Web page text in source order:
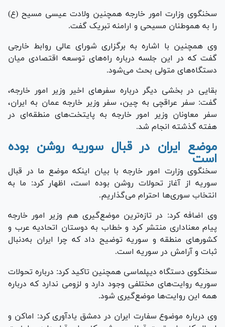
سخنگوی وزارت امور خارجه همچنین ولادت عیسی مسیح (ع)
را به هموطنان مسیحی و ارامنه تبریک گفت.
وی همچنین با اشاره به برگزاری شورای عالی روابط خارجی
گفت که در این جلسه درباره راه‌های توسعه اقتصادی میان
دستگاه‌های متولی بحث می‌شود.
بقایی در بخشی دیگر درباره سفرهای اخیر وزیر امور خارجه،
گفت: سفر عراقچی به چین، سفر وزیر خارجه عمان به ایران،
سفر معاونان وزیر امور خارجه به پایتخت‌های منطقه‌ای در
هفته گذشته انجام شد.
موضع ایران در قبال سوریه روشن بوده
است
سخنگوی وزارت امور خارجه با بیان اینکه موضع ما در قبال
سوریه از آغاز تحولات روشن بوده است، اظهار کرد: ما به
انتخاب سوری‌ها احترام می‌گذاریم.
وی اضافه کرد: در تازه‌ترین موضع‌گیری هم وزیر امور خارجه
پیام معناداری منتشر کرد و خطاب به دوستان اتحادیه عرب و
کشور‌های منطقه و سوریه توضیح داد که چرا ایران به‌دنبال
ثبات و آرامش در سوریه است.
سخنگوی دستگاه دیپلماسی همچنین تاکید کرد: درباره تحولات
سوریه روایت‌های مختلفی وجود دارد و لزومی ندارد که درباره
همه این روایت‌ها موضع‌گیری شود.
وی درباره موضوع سفارت ایران در دمشق یادآوری کرد: اماکن و